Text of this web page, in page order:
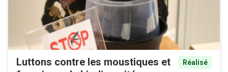
Luttons contre les moustiques et
Réalisé